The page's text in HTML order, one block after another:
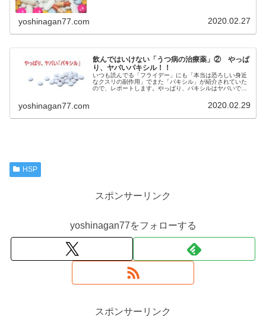
yoshinagan77.com 2020.02.27
飲んではいけない「うつ病の治療薬」② やっぱ
り、ヤバいパキシル！！
いつも読んでる「フライデー」にも「本当は恐ろしい身近
なクスリの副作用」でまた「パキシル」が紹介されていた
ので、レポートします。やっぱり、パキシルはヤバいです
yoshinagan77.com 2020.02.29
HSP
スポンサーリンク
yoshinagan77をフォローする
スポンサーリンク